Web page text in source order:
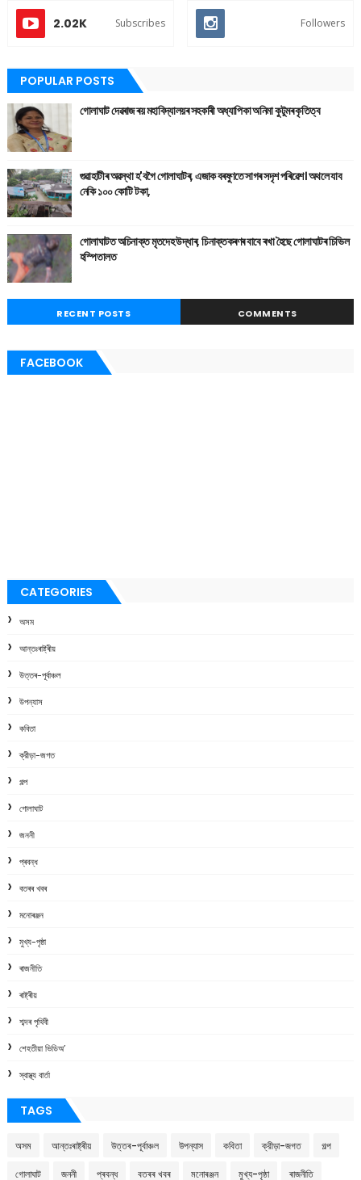
2.02K Subscribes Followers
POPULAR POSTS
গোলাঘাট দেৱৰাজ ৰয় মহাবিদ্যালয়ৰ সহকাৰী অধ্যাপিকা অনিমা কুটুমৰ কৃতিত্ব
গুৱাহাটীৰ অৱস্থা হ'বগৈ গোলাঘাটৰ, এজাক বৰষুণতে সাগৰ সদৃশ পৰিৱেশ। অথলে যাব
নেকি ১০০ কোটি টকা,
গোলাঘাটত অচিনাক্ত মৃতদেহ উদ্ধাৰ, চিনাক্তকৰণৰ বাবে ৰখা হৈছে গোলাঘাটৰ চিভিল
হস্পিতালত
RECENT POSTS COMMENTS
FACEBOOK
CATEGORIES
অসম
আন্তঃৰাষ্ট্ৰীয়
উত্তৰ-পূৰ্বাঞ্চল
উপন্যাস
কবিতা
ক্রীড়া-জগত
গল্প
গোলাঘাট
জননী
প্ৰবন্ধ
বতৰৰ খবৰ
মনোৰঞ্জন
মুখ্য-পৃষ্ঠা
ৰাজনীতি
ৰাষ্ট্ৰীয়
শব্দৰ পৃথিবী
শেহতীয়া ভিডিঅ’
স্বাস্থ্য বাৰ্তা
TAGS
অসম আন্তঃৰাষ্ট্ৰীয় উত্তৰ-পূৰ্বাঞ্চল উপন্যাস কবিতা ক্রীড়া-জগত গল্প
গোলাঘাট জননী প্ৰবন্ধ বতৰৰ খবৰ মনোৰঞ্জন মুখ্য-পৃষ্ঠা ৰাজনীতি